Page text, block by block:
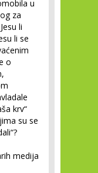
u
za
li
li se
o
krv“
su se
medija